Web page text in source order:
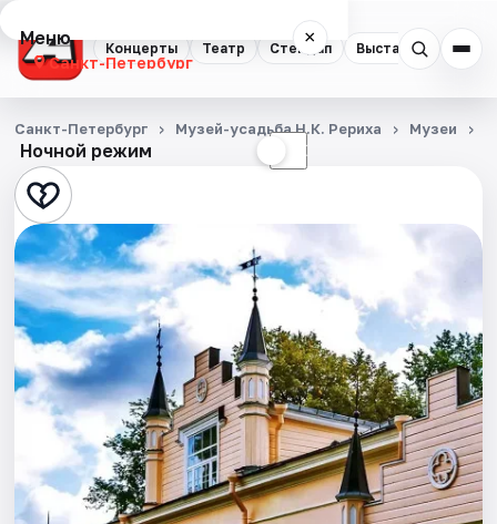
Концерты Театр Стендап Выставки
Меню ×
Санкт-Петербург
Концерты
Театр
Стендап
Выставки
Квесты
Экскурсии
Спорт
События
Ночной режим ☾
Санкт-Петербург Музей-усадьба Н.К. Рериха Музеи